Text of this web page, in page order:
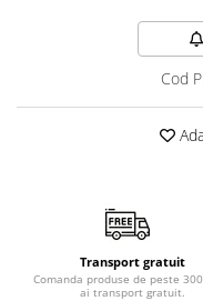
Cod
Transport gratuit
Comanda produse de peste
ai transport gratuit.